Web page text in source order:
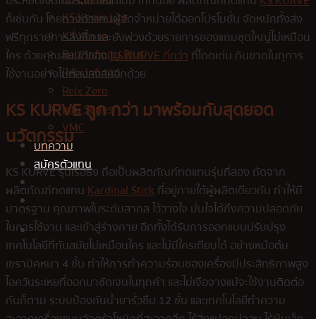
KS Kurve Lite
KS Xense
Relx Infinity Plus
Relx Infinity
Relx Zero
Infy Series
VMC
บทความ
สมัครตัวแทน
ก็เช่นกัน โดยทางตัวแทนผู้จัดจำหน่ายได้ออกโปรโมชั่น จัดหนักทั้งส่ง
ฟรีทุกรายการสั่งซื้อ และยังพ่วงด้วยรายการของแถมชุดใหญ่ไม่เหมือน
ใคร ด้วยคุณสมบัติของKS KURVE ดีกว่าที่โดดเด่น กินขาดในทุการ
ใช้งานอย่างไม่ต้องสงสัยอีกด้วย
KS KURVE ถูก กว่า มาพร้อมกับสุดยอด
นวัตกรรม
KS KURVE รุ่นเรือธง ถือเป็นผลิตภัณฑ์ทดแทนรุ่นที่สอง ถัดจาก
ผลิตภัณฑ์ทดแทน Kardinal Stickที่อยู่ภายใต้ผู้ผลิตเดียวกัน ทำให้มี
มาตรฐาน คุณภาพในระดับสากล ไว้วางใจ มั่นใจได้ถึงความปลอดภัย
ในการใช้งาน และเข้าสู่ร่างกาย อีกทั้งได้รับการออกแบบปรับปรุง
เทคโนโลยีที่ทันสมัยไม่เหมือนใคร และไม่มีใครเทียบได้ อย่างหม้อต้ม
เซรามิคหนา 4 ชั้น ทำให้การทำความร้อนของเครื่องมีประสิทธิภาพสูง
ไอควันระเหยที่ออกมาชัดเจนในทุกคำ และไม่เจือจางแม้จะใช้งานติดต่อ
กันก็ตาม ระบบป้องกันน้ำยารั่วซึม 12 ขั้น และเทคโนโลยีทำความ